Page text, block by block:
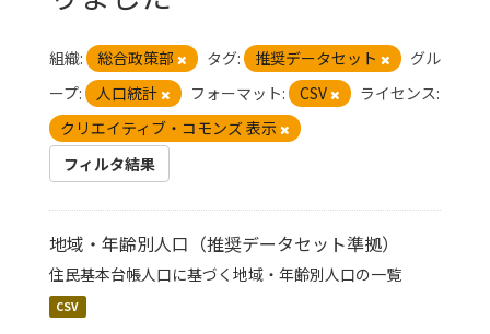
組織: 総合政策部 タグ: 推奨データセット
グル
ープ:
人口統計 フォーマット: CSV
ライセンス:
クリエイティブ・コモンズ 表示
フィルタ結果
地域・年齢別人口（推奨データセット準拠）
住民基本台帳人口に基づく地域・年齢別人口の一覧
CSV